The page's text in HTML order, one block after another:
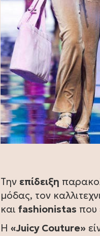
Την επίδειξη
μόδας, τον
και fashionistas που
H «Juicy Couture»